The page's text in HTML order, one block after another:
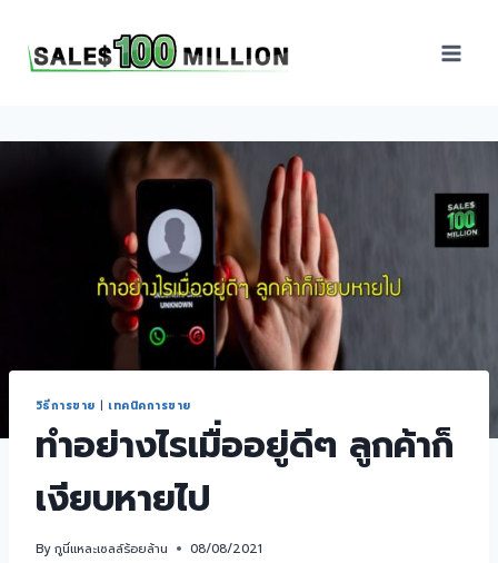
วิธีการขาย | เทคนิคการขาย
ทำอย่างไรเมื่ออยู่ดีๆ ลูกค้าก็
เงียบหายไป
Byกูนี่แหละเซลล์ร้อยล้าน 08/08/2021